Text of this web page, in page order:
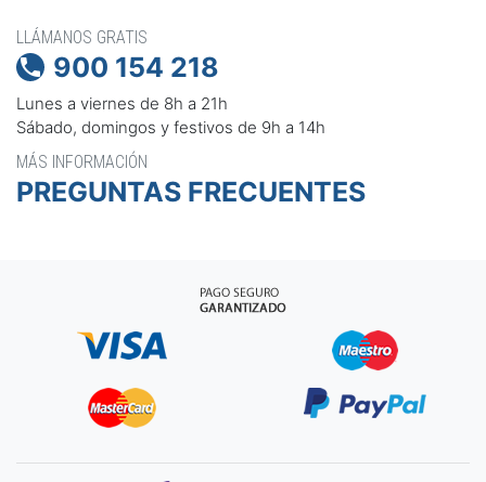
LLÁMANOS GRATIS
 900 154 218
Lunes a viernes de 8h a 21h
Sábado, domingos y festivos de 9h a 14h
MÁS INFORMACIÓN
PREGUNTAS FRECUENTES